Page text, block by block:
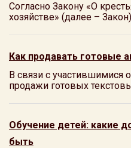
Согласно Закону «О
хозяйстве» (далее –
Как продавать готовые
В связи с участившимися
продажи готовых
Обучение детей: какие
быть